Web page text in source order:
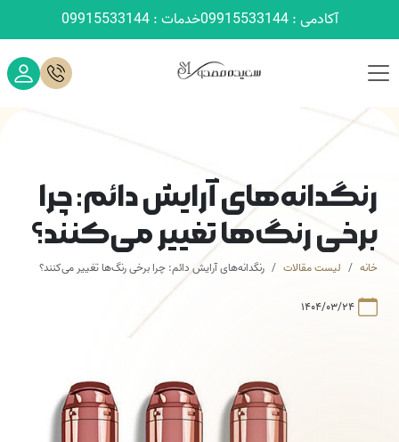
آکادمی : 09915533144 خدمات : 09915533144
رنگدانه‌های آرایش دائم: چرا
برخی رنگ‌ها تغییر می‌کنند؟
خانه لیست مقالات رنگدانه‌های آرایش دائم: چرا برخی رنگ‌ها تغییر می‌کنند؟
۱۴۰۴/۰۳/۲۴